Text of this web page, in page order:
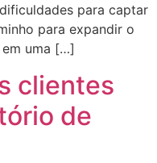
para captar
para expandir o
uma […]
clientes
de